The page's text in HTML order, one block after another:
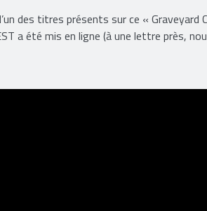
des titres présents sur ce «
a été mis en ligne (à une lettre près,